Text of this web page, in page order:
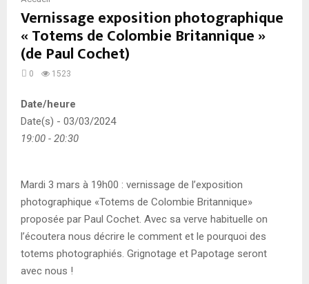
Vernissage exposition photographique
« Totems de Colombie Britannique »
(de Paul Cochet)
0 1523
Date/heure
Date(s) - 03/03/2024
19:00 - 20:30
Mardi 3 mars à 19h00 : vernissage de l’exposition
photographique «Totems de Colombie Britannique»
proposée par Paul Cochet. Avec sa verve habituelle on
l’écoutera nous décrire le comment et le pourquoi des
totems photographiés. Grignotage et Papotage seront
avec nous !